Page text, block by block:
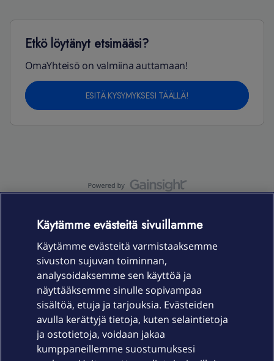
Etkö löytänyt etsimääsi?
OmaYhteisö on valmiina auttamaan!
ESITÄ KYSYMYKSESI TÄÄLLÄ!
Laitteet & liittymät
Palvelut
Käytämme evästeitä sivuillamme
Käytämme evästeitä varmistaaksemme
sivuston sujuvan toiminnan,
analysoidaksemme sen käyttöä ja
näyttääksemme sinulle sopivampaa
sisältöä, etuja ja tarjouksia. Evästeiden
avulla kerättyjä tietoja, kuten selaintietoja
ja ostotietoja, voidaan jakaa
kumppaneillemme suostumuksesi